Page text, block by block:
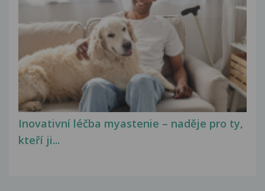
Inovativní léčba myastenie – naděje pro ty,
kteří ji...